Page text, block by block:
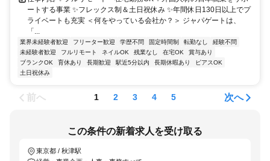
ートする事業 ✨フレックス制＆土日祝休み ✨年間休日130日以上でプ
ライベートも充実 ＜何をやっている会社か？＞ ジャパゲートは、
「...
業界未経験者歓迎 フリーター歓迎 学歴不問 固定時間制 転勤なし
経験不問
未経験者歓迎
フルリモート ネイルOK 残業なし 在宅OK
賞与あり
ブランクOK
育休あり 長期歓迎 駅近5分以内 長期休暇あり
ピアスOK
土日祝休み
前へ 1 2 3 4 5 次へ
この条件の新着求人を受け取る
東京都 / 秋津駅